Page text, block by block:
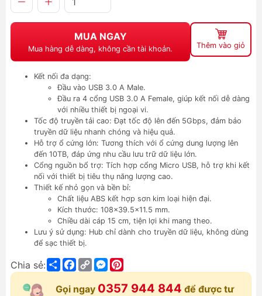
MUA NGAY
Mua hàng dễ dàng, không cần tài khoản. Thêm vào giỏ
Kết nối đa dạng:
Đầu vào USB 3.0 A Male.
Đầu ra 4 cổng USB 3.0 A Female, giúp kết nối dễ dàng
với nhiều thiết bị ngoại vi.
Tốc độ truyền tải cao: Đạt tốc độ lên đến 5Gbps, đảm bảo
truyền dữ liệu nhanh chóng và hiệu quả.
Hỗ trợ ổ cứng lớn: Tương thích với ổ cứng dung lượng lên
đến 10TB, đáp ứng nhu cầu lưu trữ dữ liệu lớn.
Cổng nguồn bổ trợ: Tích hợp cổng Micro USB, hỗ trợ khi kết
nối với thiết bị tiêu thụ năng lượng cao.
Thiết kế nhỏ gọn và bền bỉ:
Chất liệu ABS kết hợp sơn kim loại hiện đại.
Kích thước: 108x39.5x11.5 mm.
Chiều dài cáp 15 cm, tiện lợi khi mang theo.
Lưu ý sử dụng: Hub chỉ dành cho truyền dữ liệu, không dùng
để sạc thiết bị.
Chia sẻ: ShareFacebook
Copy
Link
Messenger
Gọi ngay 0357 944 844 để được tư